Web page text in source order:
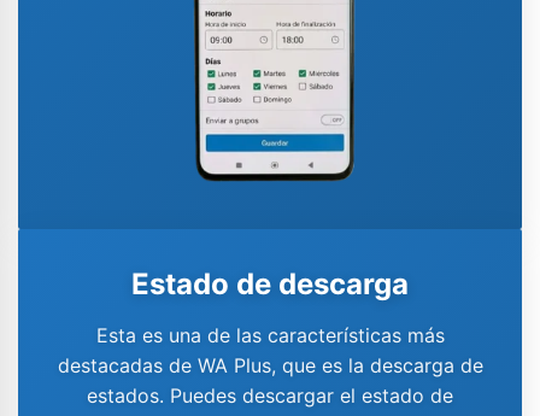
Estado de descarga
Esta es una de las características más
destacadas de WA Plus, que es la descarga de
estados. Puedes descargar el estado de